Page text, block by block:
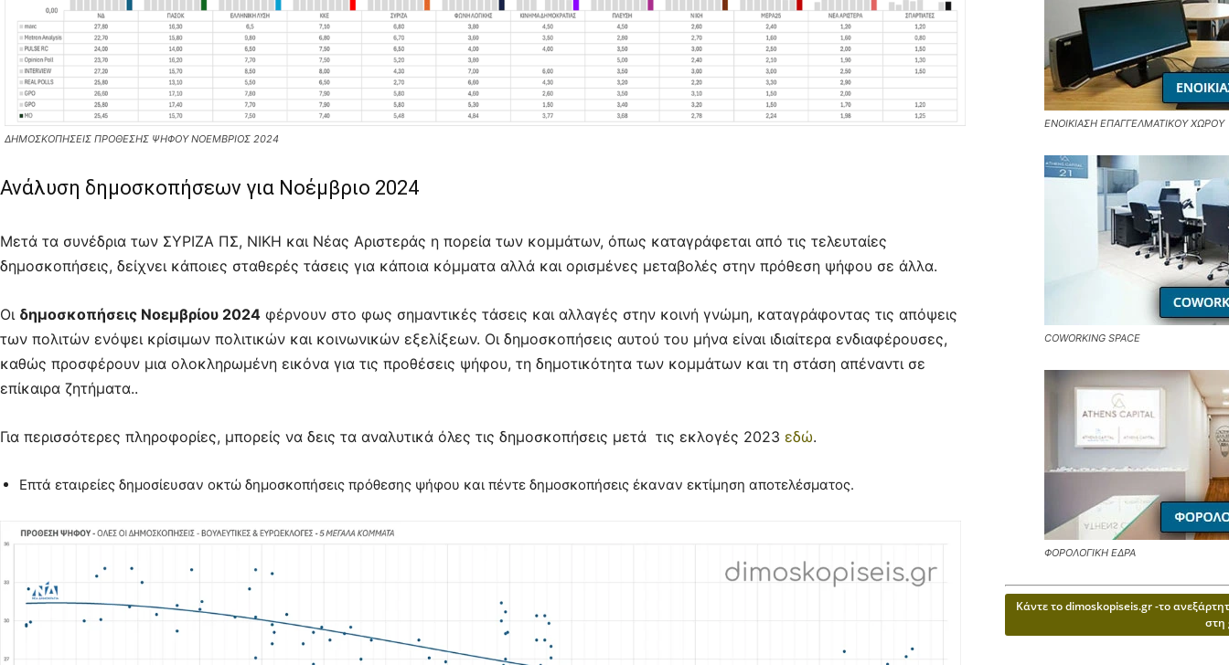
ΔΗΜΟΣΚΟΠΗΣΕΙΣ ΠΡΟΘΕΣΗΣ ΨΗΦΟΥ ΝΟΕΜΒΡΙΟΣ 2024
Ανάλυση δημοσκοπήσεων για Νοέμβριο 2024
Μετά τα συνέδρια των ΣΥΡΙΖΑ ΠΣ, ΝΙΚΗ και Νέας Αριστεράς η πορεία των κομμάτων, όπως καταγράφεται από τις τελευταίες
δημοσκοπήσεις, δείχνει κάποιες σταθερές τάσεις για κάποια κόμματα αλλά και ορισμένες μεταβολές στην πρόθεση ψήφου σε άλλα.
Οι δημοσκοπήσεις Νοεμβρίου 2024 φέρνουν στο φως σημαντικές τάσεις και αλλαγές στην κοινή γνώμη, καταγράφοντας τις απόψεις
των πολιτών ενόψει κρίσιμων πολιτικών και κοινωνικών εξελίξεων. Οι δημοσκοπήσεις αυτού του μήνα είναι ιδιαίτερα ενδιαφέρουσες,
καθώς προσφέρουν μια ολοκληρωμένη εικόνα για τις προθέσεις ψήφου, τη δημοτικότητα των κομμάτων και τη στάση απέναντι σε
επίκαιρα ζητήματα..
Για περισσότερες πληροφορίες, μπορείς να δεις τα αναλυτικά όλες τις δημοσκοπήσεις μετά τις εκλογές 2023 εδώ.
Επτά εταιρείες δημοσίευσαν οκτώ δημοσκοπήσεις πρόθεσης ψήφου και πέντε δημοσκοπήσεις έκαναν εκτίμηση αποτελέσματος.
ΕΝΟΙΚΙΑΣΗ ΕΠΑΓΓΕΛΜΑΤΙΚΟΥ ΧΩΡΟΥ
COWORKING SPACE
ΦΟΡΟΛΟΓΙΚΗ ΕΔΡΑ
Κάντε το dimoskopiseis.gr -το
στη